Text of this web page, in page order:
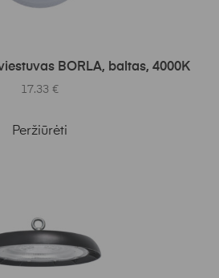
Į KREPŠELĮBORLA, baltas, 4000K
17.33 €
Peržiūrėti